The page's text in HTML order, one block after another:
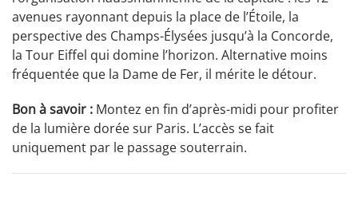
avenues rayonnant depuis la place de l’Étoile, la
perspective des Champs-Élysées jusqu’à la Concorde,
la Tour Eiffel qui domine l’horizon. Alternative moins
fréquentée que la Dame de Fer, il mérite le détour.
Bon à savoir : Montez en fin d’après-midi pour profiter
de la lumière dorée sur Paris. L’accès se fait
uniquement par le passage souterrain.